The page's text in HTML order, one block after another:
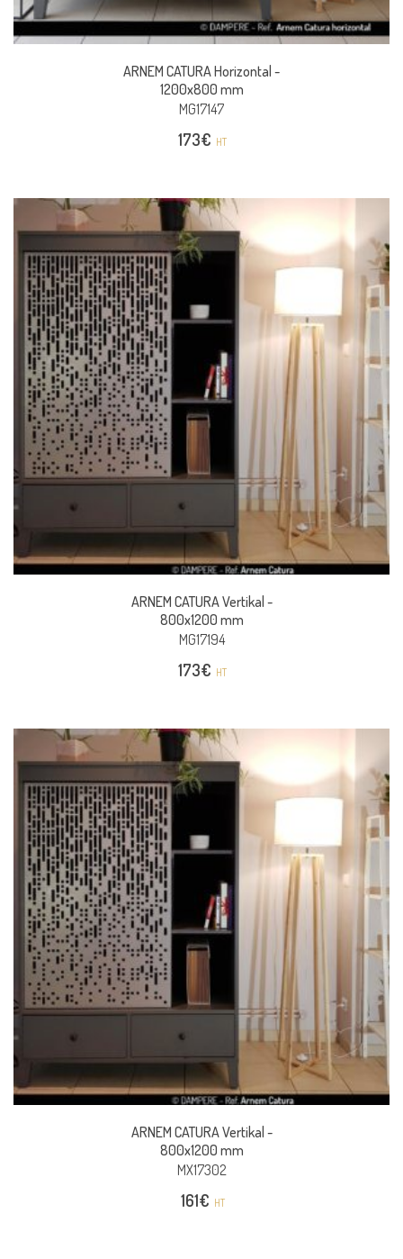
ARNEM CATURA Horizontal -
1200x800 mm
MG17147
173€ HT
ARNEM CATURA Vertikal -
800x1200 mm
MG17194
173€ HT
ARNEM CATURA Vertikal -
800x1200 mm
MX17302
161€ HT